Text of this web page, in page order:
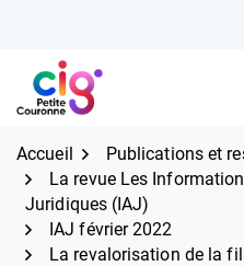
contenu
CIG Petite
Accueil
Publications et
La revue Les
Juridiques (IAJ)
IAJ février 2022
La revalorisation de la